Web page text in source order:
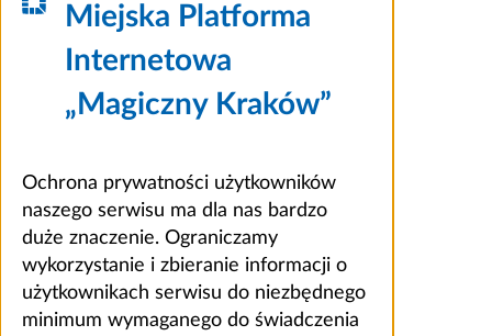
Miejska Platforma
Internetowa
„Magiczny Kraków”
Ochrona prywatności użytkowników
naszego serwisu ma dla nas bardzo
duże znaczenie. Ograniczamy
wykorzystanie i zbieranie informacji o
użytkownikach serwisu do niezbędnego
minimum wymaganego do świadczenia